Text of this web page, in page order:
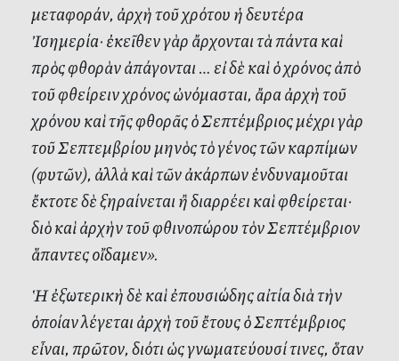
μεταφοράν, ἀρχὴ τοῦ χρότου ἡ δευτέρα
Ἰσημερία· ἐκεῖθεν γὰρ ἄρχονται τὰ πάντα καὶ
πρὸς φθορὰν ἀπάγονται … εἰ δὲ καὶ ὁ χρόνος ἀπὸ
τοῦ φθείρειν χρόνος ὠνόμασται, ἄρα ἀρχὴ τοῦ
χρόνου καὶ τῆς φθορᾶς ὁ Σεπτέμβριος μέχρι γὰρ
τοῦ Σεπτεμβρίου μηνὸς τὸ γένος τῶν καρπίμων
(φυτῶν), ἀλλὰ καὶ τῶν ἀκάρπων ἐνδυναμοῦται
ἔκτοτε δὲ ξηραίνεται ἢ διαρρέει καὶ φθείρεται·
διὸ καὶ ἀρχὴν τοῦ φθινοπώρου τὸν Σεπτέμβριον
ἅπαντες οἴδαμεν».
Ἡ ἐξωτερικὴ δὲ καὶ ἐπουσιώδης αἰτία διὰ τὴν
ὁποίαν λέγεται ἀρχὴ τοῦ ἔτους ὁ Σεπτέμβριος
εἶναι, πρῶτον, διότι ὡς γνωματεύουσί τινες, ὅταν